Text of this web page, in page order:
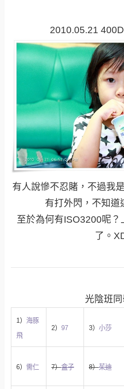
2010.05.21
有人說慘不忍賭，不過我
有打外閃，不知道
至於為何有ISO3200呢？
了。
光陰班
1） 海豚
飛
2） 97 3） 小莎
6） 需仁 7）盒子 8）茱迪